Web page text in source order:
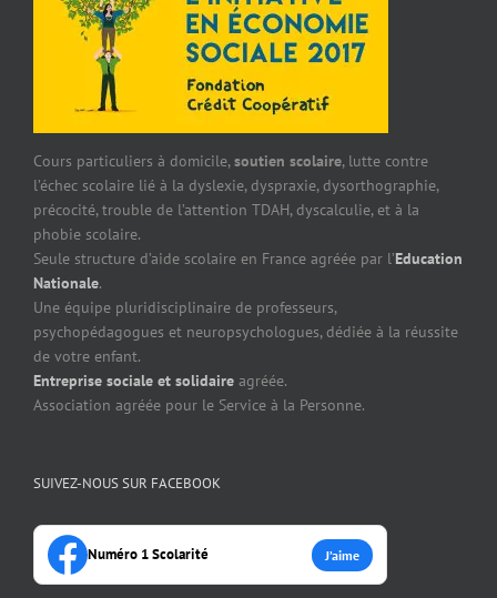
Cours particuliers à domicile,soutien scolaire, lutte contre
l’échec scolaire lié à la dyslexie, dyspraxie, dysorthographie,
précocité, trouble de l’attention TDAH, dyscalculie, et à la
phobie scolaire.
Seule structure d’aide scolaire en France agréée par l’Education
Nationale.
Une équipe pluridisciplinaire de professeurs,
psychopédagogues et neuropsychologues, dédiée à la réussite
de votre enfant.
Entreprise sociale et solidaire agréée.
Association agréée pour le Service à la Personne.
SUIVEZ-NOUS SUR FACEBOOK
Numéro 1 Scolarité J’aime